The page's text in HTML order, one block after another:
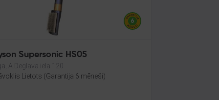
Supersonic HS05
A.Deglava iela 120
Lietots (Garantija 6 mēneši)